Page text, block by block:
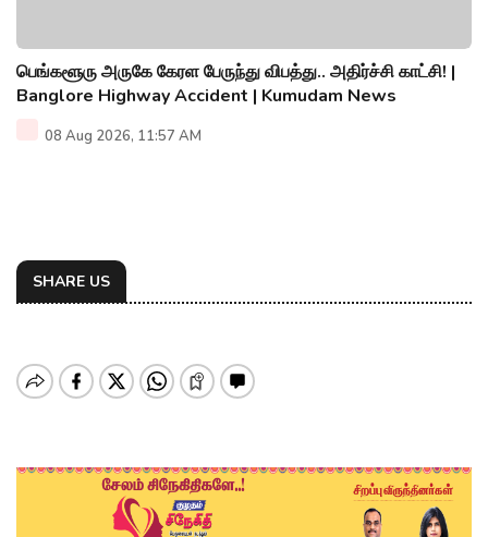
பெங்களூரு அருகே கேரள பேருந்து விபத்து.. அதிர்ச்சி காட்சி! |
Banglore Highway Accident | Kumudam News
08 Aug 2026, 11:57 AM
SHARE US